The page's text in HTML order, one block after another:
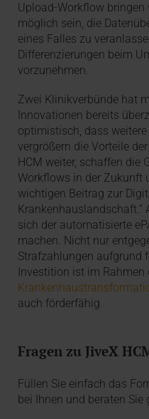
Upload-Workflow
möglich sein, die
eines Falles zu
Differenzierungen beim
vorzunehmen.
Zwei Klinikverbünde hat
Innovationen bereits
optimistisch, dass weitere
vergrößern die Vorteile
HCM weiter, schaffen die
Workflows in der Zukunft
wichtigen Beitrag zur
sich der automatisierte
machen. Nicht nur
Strafzahlungen aufgrund
Investition ist im Rahmen
auch förderfähig.
Fragen zu JiveX
Füllen Sie einfach das
bei Ihnen und beraten Sie